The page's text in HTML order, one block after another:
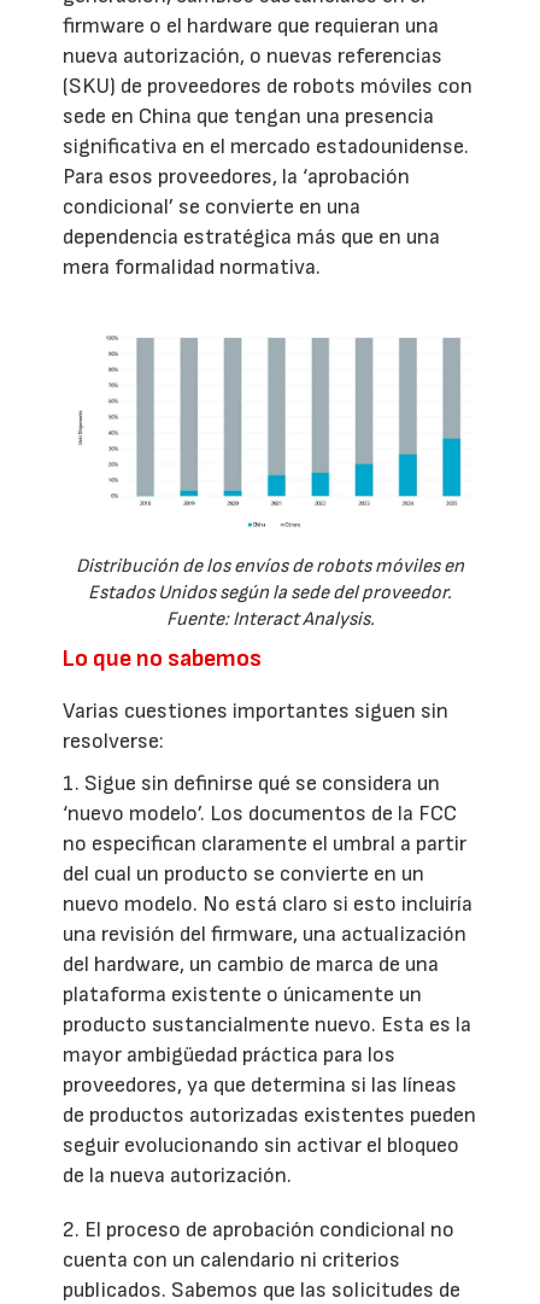
firmware o el hardware que requieran una
nueva autorización, o nuevas referencias
(SKU) de proveedores de robots móviles con
sede en China que tengan una presencia
significativa en el mercado estadounidense.
Para esos proveedores, la ‘aprobación
condicional’ se convierte en una
dependencia estratégica más que en una
mera formalidad normativa.
Distribución de los envíos de robots móviles en
Estados Unidos según la sede del proveedor.
Fuente: Interact Analysis.
Lo que no sabemos
Varias cuestiones importantes siguen sin
resolverse:
1. Sigue sin definirse qué se considera un
‘nuevo modelo’. Los documentos de la FCC
no especifican claramente el umbral a partir
del cual un producto se convierte en un
nuevo modelo. No está claro si esto incluiría
una revisión del firmware, una actualización
del hardware, un cambio de marca de una
plataforma existente o únicamente un
producto sustancialmente nuevo. Esta es la
mayor ambigüedad práctica para los
proveedores, ya que determina si las líneas
de productos autorizadas existentes pueden
seguir evolucionando sin activar el bloqueo
de la nueva autorización.
2. El proceso de aprobación condicional no
cuenta con un calendario ni criterios
publicados. Sabemos que las solicitudes de